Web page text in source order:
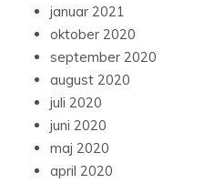
januar 2021
oktober 2020
september 2020
august 2020
juli 2020
juni 2020
maj 2020
april 2020